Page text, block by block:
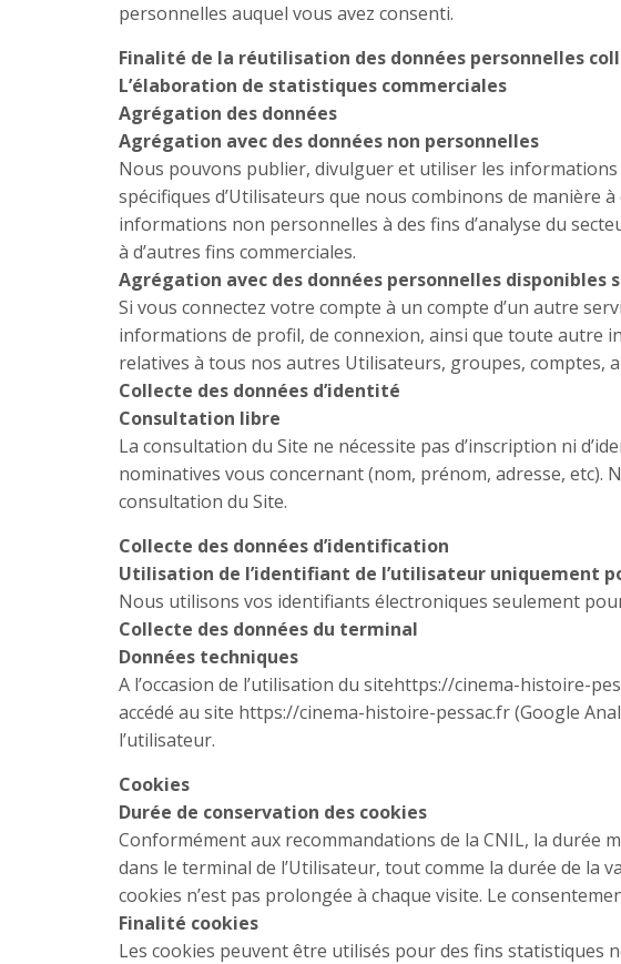
personnelles auquel vous avez consenti.
Finalité de la réutilisation des données personnelles
L’élaboration de statistiques commerciales
Agrégation des données
Agrégation avec des données non personnelles
Nous pouvons publier, divulguer et utiliser les
spécifiques d’Utilisateurs que nous combinons de manière
informations non personnelles à des fins d’analyse du
à d’autres fins commerciales.
Agrégation avec des données personnelles disponibles
Si vous connectez votre compte à un compte d’un autre
informations de profil, de connexion, ainsi que toute autre
relatives à tous nos autres Utilisateurs, groupes, comptes,
Collecte des données d’identité
Consultation libre
La consultation du Site ne nécessite pas d’inscription ni
nominatives vous concernant (nom, prénom, adresse,
consultation du Site.
Collecte des données d’identification
Utilisation de l’identifiant de l’utilisateur uniquement
Nous utilisons vos identifiants électroniques seulement
Collecte des données du terminal
Données techniques
A l’occasion de l’utilisation du sitehttps://cinema-histoire-
accédé au site https://cinema-histoire-pessac.fr (Google
l’utilisateur.
Cookies
Durée de conservation des cookies
Conformément aux recommandations de la CNIL, la durée
dans le terminal de l’Utilisateur, tout comme la durée de la
cookies n’est pas prolongée à chaque visite. Le
Finalité cookies
Les cookies peuvent être utilisés pour des fins statistiques